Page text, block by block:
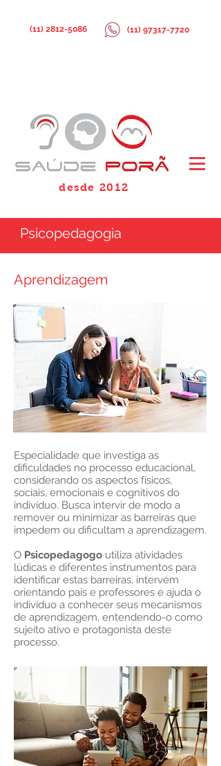
(11) 2812-5086 (11) 97317-7720
desde 2012
Psicopedagogia
Aprendizagem
Especialidade que investiga as
dificuldades no processo educacional,
considerando os aspectos físicos,
sociais, emocionais e cognitivos do
indivíduo. Busca intervir de modo a
remover ou minimizar as barreiras que
impedem ou dificultam a aprendizagem.
O Psicopedagogo utiliza atividades
lúdicas e diferentes instrumentos para
identificar estas barreiras, intervém
orientando pais e professores e ajuda o
indivíduo a conhecer seus mecanismos
de aprendizagem, entendendo-o como
sujeito ativo e protagonista deste
processo.